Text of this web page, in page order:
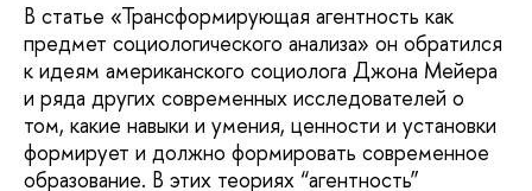
В статье «Трансформирующая агентность как
предмет социологического анализа» он обратился
к идеям американского социолога Джона Мейера
и ряда других современных исследователей о
том, какие навыки и умения, ценности и установки
формирует и должно формировать современное
образование. В этих теориях “агентность”